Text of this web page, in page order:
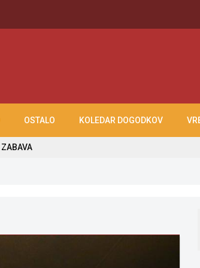
OSTALO KOLEDAR DOGODKOV
ZABAVA